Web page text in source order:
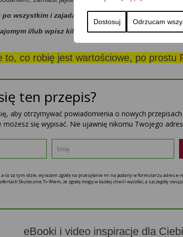
Dostosuj Odrzucam
wszystkim i zajadasz się… ze smakiem:)?
i/lub wpisz kilka słów w Komentarzach,
to, co robię jest wartościowe, po prostu
ten przepis?
aby otrzymywać powiadomienia o nowych
możesz się wypisać. Nie ujawnię nikomu Twojego
co za tym idzie, wyrażam zgodę na przesyłanie mi na podany w formularzu adres
Skutecznie.Tv Wiem, że zgodę mogę w każdej chwili wycofać, a szczegóły
eBooki i video inspiracje dla